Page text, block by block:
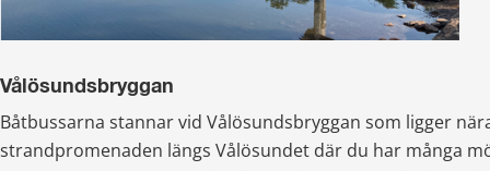
Vålösundsbryggan
Båtbussarna stannar vid Vålösundsbryggan som ligger
strandpromenaden längs Vålösundet där du har många